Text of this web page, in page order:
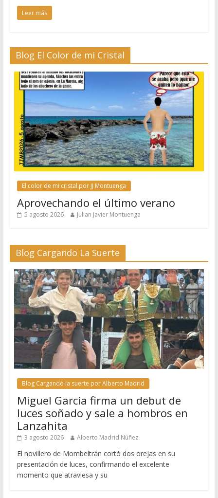
Leer más
Blog El Color de mi Cristal
El color de mi cristal por JJ Montuenga
Aprovechando el último verano
5 agosto 2026 Julian Javier Montuenga
Blog Cargando La Suerte
Blog Cargando la suerte por Alberto Madrid
Miguel García firma un debut de
luces soñado y sale a hombros en
Lanzahita
3 agosto 2026 Alberto Madrid Núñez
El novillero de Mombeltrán cortó dos orejas en su
presentación de luces, confirmando el excelente
momento que atraviesa y su